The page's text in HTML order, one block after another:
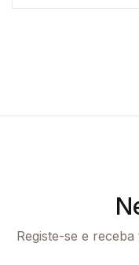
Registe-se e